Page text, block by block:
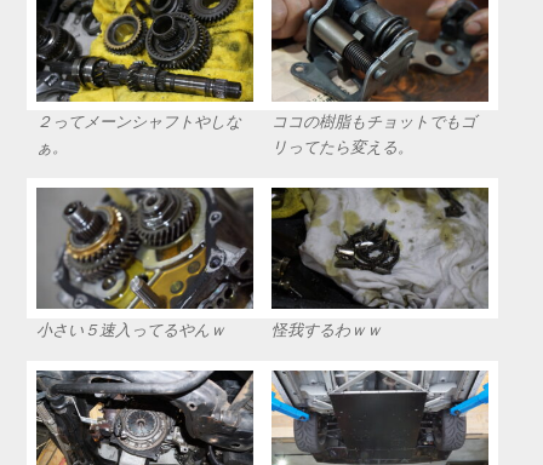
２ってメーンシャフトやしな
ぁ。
ココの樹脂もチョットでもゴ
リってたら変える。
小さい５速入ってるやんｗ 怪我するわｗｗ